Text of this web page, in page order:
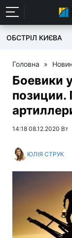
ОБСТРІЛ КИЄВА
Головна »
Боевики
позиции.
14:18 08.12.2020 Вт
ЮЛІЯ СТРУК